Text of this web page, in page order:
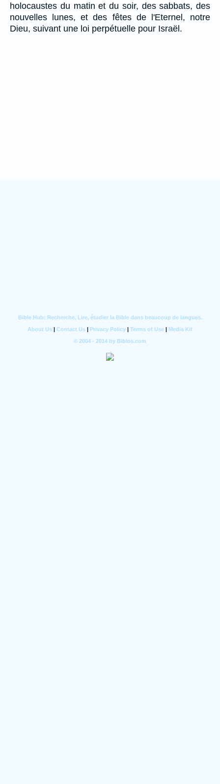
holocaustes du matin et du soir, des sabbats, des
nouvelles lunes, et des fêtes de l'Eternel, notre
Dieu, suivant une loi perpétuelle pour Israël.